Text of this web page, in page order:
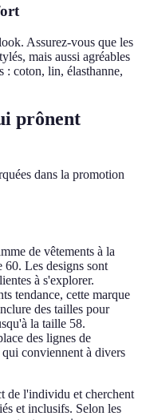
Assurez-vous que les
mais aussi agréables
: coton, lin, élasthanne,
prônent
dans la promotion
de vêtements à la
Les designs sont
à s'explorer.
tendance, cette marque
des tailles pour
la taille 58.
des lignes de
conviennent à divers
de l'individu et cherchent
et inclusifs. Selon les